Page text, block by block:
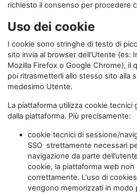
richiesto il consenso per procedere
Uso dei cookie
I cookie sono stringhe di testo di
sito invia al browser dell'Utente (es:
Mozilla Firefox o Google Chrome), il
poi ritrasmetterli allo stesso sito alla
medesimo Utente.
La piattaforma utilizza cookie tecnici
dalla piattaforma. Più precisamente:
cookie tecnici di sessione/
SSO strettamente necessari
navigazione da parte
cookie, la piattaforma web
correttamente. L'uso di
vengono memorizzati in modo